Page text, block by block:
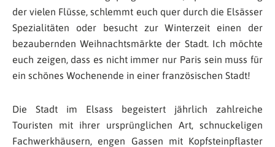
der vielen Flüsse, schlemmt euch quer durch die Elsässer
Spezialitäten oder besucht zur Winterzeit einen der
bezaubernden Weihnachtsmärkte der Stadt. Ich möchte
euch zeigen, dass es nicht immer nur Paris sein muss für
ein schönes Wochenende in einer französischen Stadt!
Die Stadt im Elsass begeistert jährlich zahlreiche
Touristen mit ihrer ursprünglichen Art, schnuckeligen
Fachwerkhäusern, engen Gassen mit Kopfsteinpflaster